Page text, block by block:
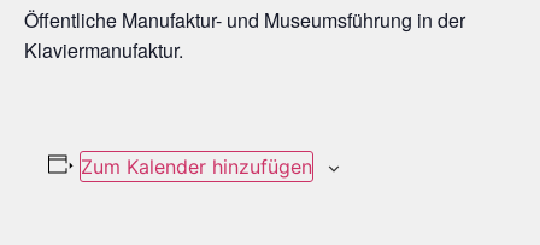
Öffentliche Manufaktur- und Museumsführung in der
Klaviermanufaktur.
Zum Kalender hinzufügen